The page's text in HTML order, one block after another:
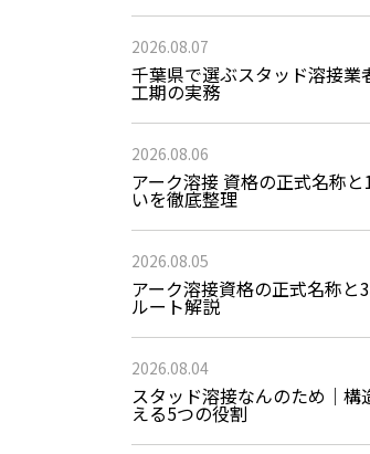
2026.08.07
千葉県で選ぶスタッド溶接業
工期の実務
2026.08.06
アーク溶接 資格の正式名称
いを徹底整理
2026.08.05
アーク溶接資格の正式名称と
ルート解説
2026.08.04
スタッド溶接なんのため｜構
える5つの役割